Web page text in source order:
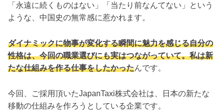
「永遠に続くものはない」「当たり前なんてない」という
ような、中国史の無常感に惹かれます。
ダイナミックに物事が変化する瞬間に魅力を感じる自分の
性格は、今回の職業選びにも実はつながっていて。私は新
たな仕組みを作る仕事をしたかったんです。
今回、ご採用頂いたJapanTaxi株式会社は、日本の新たな
移動の仕組みを作ろうとしている企業です。